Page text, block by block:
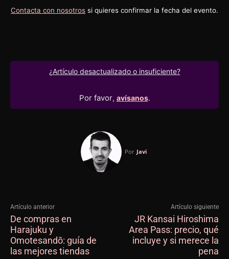
Contacta con nosotros si quieres confirmar la fecha del evento.
¿Artículo desactualizado o insuficiente?
Por favor, avísanos.
Por Javi
Artículo anterior
De compras en
Harajuku y
Omotesandō: guía de
las mejores tiendas
Artículo siguiente
JR Kansai Hiroshima
Area Pass: precio, qué
incluye y si merece la
pena